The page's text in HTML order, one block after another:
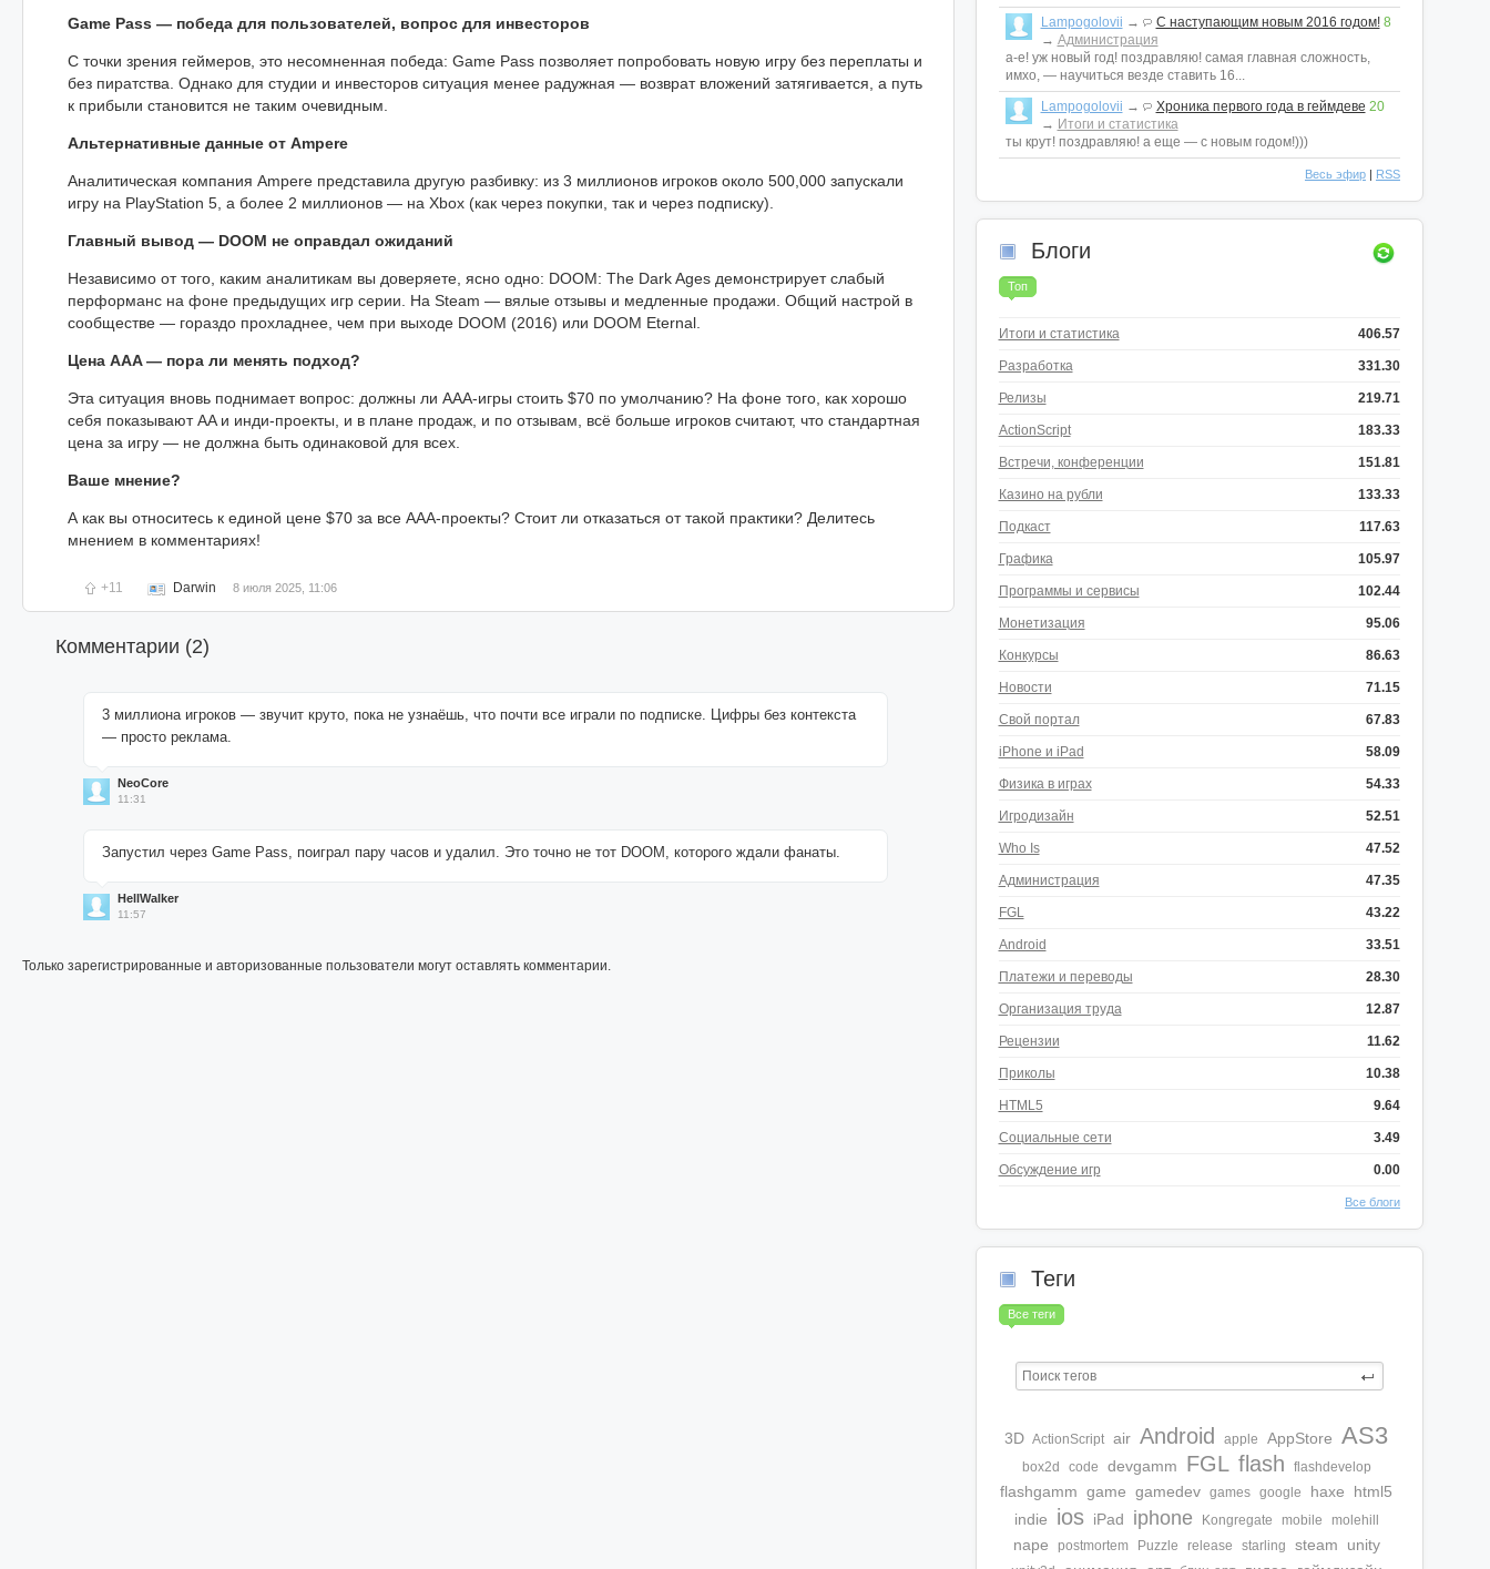
Game Pass — победа для пользователей, вопрос для инвесторов
С точки зрения геймеров, это несомненная победа: Game Pass позволяет попробовать новую игру без переплаты и
без пиратства. Однако для студии и инвесторов ситуация менее радужная — возврат вложений затягивается, а путь
к прибыли становится не таким очевидным.
Альтернативные данные от Ampere
Аналитическая компания Ampere представила другую разбивку: из 3 миллионов игроков около 500,000 запускали
игру на PlayStation 5, а более 2 миллионов — на Xbox (как через покупки, так и через подписку).
Главный вывод — DOOM не оправдал ожиданий
Независимо от того, каким аналитикам вы доверяете, ясно одно: DOOM: The Dark Ages демонстрирует слабый
перформанс на фоне предыдущих игр серии. На Steam — вялые отзывы и медленные продажи. Общий настрой в
сообществе — гораздо прохладнее, чем при выходе DOOM (2016) или DOOM Eternal.
Цена AAA — пора ли менять подход?
Эта ситуация вновь поднимает вопрос: должны ли AAA-игры стоить $70 по умолчанию? На фоне того, как хорошо
себя показывают AA и инди-проекты, и в плане продаж, и по отзывам, всё больше игроков считают, что стандартная
цена за игру — не должна быть одинаковой для всех.
Ваше мнение?
А как вы относитесь к единой цене $70 за все ААА-проекты? Стоит ли отказаться от такой практики? Делитесь
мнением в комментариях!
+11 Darwin 8 июля 2025, 11:06
Комментарии (2)
3 миллиона игроков — звучит круто, пока не узнаёшь, что почти все играли по подписке. Цифры без контекста
— просто реклама.
NeoCore
11:31
Запустил через Game Pass, поиграл пару часов и удалил. Это точно не тот DOOM, которого ждали фанаты.
HellWalker
11:57
Только зарегистрированные и авторизованные пользователи могут оставлять комментарии.
Lampogolovii → С наступающим новым 2016 годом! 8
→ Администрация
а-е! уж новый год! поздравляю! самая главная сложность,
имхо, — научиться везде ставить 16...
Lampogolovii → Хроника первого года в геймдеве 20
→ Итоги и статистика
ты крут! поздравляю! а еще — с новым годом!)))
Весь эфир| RSS
Блоги
Топ
Итоги и статистика 406.57
Разработка 331.30
Релизы 219.71
ActionScript 183.33
Встречи, конференции 151.81
Казино на рубли 133.33
Подкаст 117.63
Графика 105.97
Программы и сервисы 102.44
Монетизация 95.06
Конкурсы 86.63
Новости 71.15
Свой портал 67.83
iPhone и iPad 58.09
Физика в играх 54.33
Игродизайн 52.51
Who Is 47.52
Администрация 47.35
FGL 43.22
Android 33.51
Платежи и переводы 28.30
Организация труда 12.87
Рецензии 11.62
Приколы 10.38
HTML5 9.64
Социальные сети 3.49
Обсуждение игр 0.00
Все блоги
Теги
Все теги
3D ActionScript air Android apple AppStore AS3
box2d code devgamm FGL flash flashdevelop
flashgamm game gamedev games google haxe
html5
indie
ios iPad iphone Kongregate mobile molehill
nape postmortem Puzzle release starling steam unity